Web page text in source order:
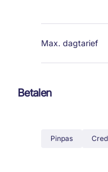
Max. dagtarief
Betalen
Pinpas